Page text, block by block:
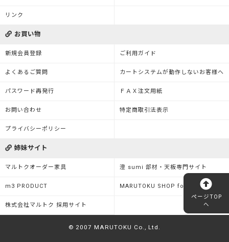
リンク
お買い物
新規会員登録 ご利用ガイド
よくあるご質問 カートシステムが動作しないお客様へ
パスワード再発行 ＦＡＸ注文用紙
お問い合わせ 特定商取引法表示
プライバシーポリシー
姉妹サイト
マルトクオーダー家具 澄 sumi 部材・天板専門サイト
m3 PRODUCT MARUTOKU SHOP for Business
株式会社マルトク 採用サイト
© 2007 MARUTOKU Co., Ltd.
ページTOP
へ